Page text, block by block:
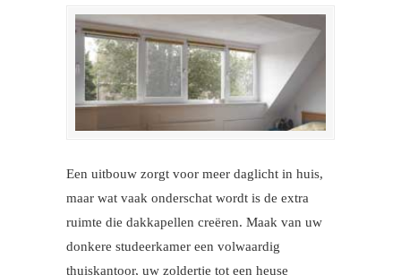
Een uitbouw zorgt voor meer daglicht in huis,
maar wat vaak onderschat wordt is de extra
ruimte die dakkapellen creëren. Maak van uw
donkere studeerkamer een volwaardig
thuiskantoor, uw zoldertje tot een heuse